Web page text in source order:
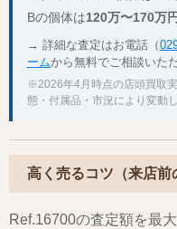
Bの個体は120万〜170万
→ 詳細な査定はお電話（
ームから無料でご相談いた
※2026年4月時点の店頭買取
態・付属品・市況により変動し
高く売るコツ（来店前
Ref.16700の査定額を最